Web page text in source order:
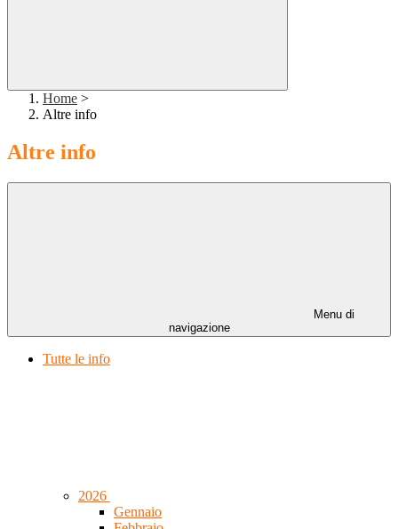
Home >
Altre info
Altre info
Menu di
navigazione
Tutte le info
2026
Gennaio